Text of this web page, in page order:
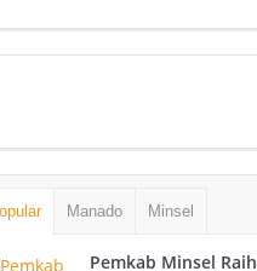
Manado Minsel
Pemkab Minsel Raih